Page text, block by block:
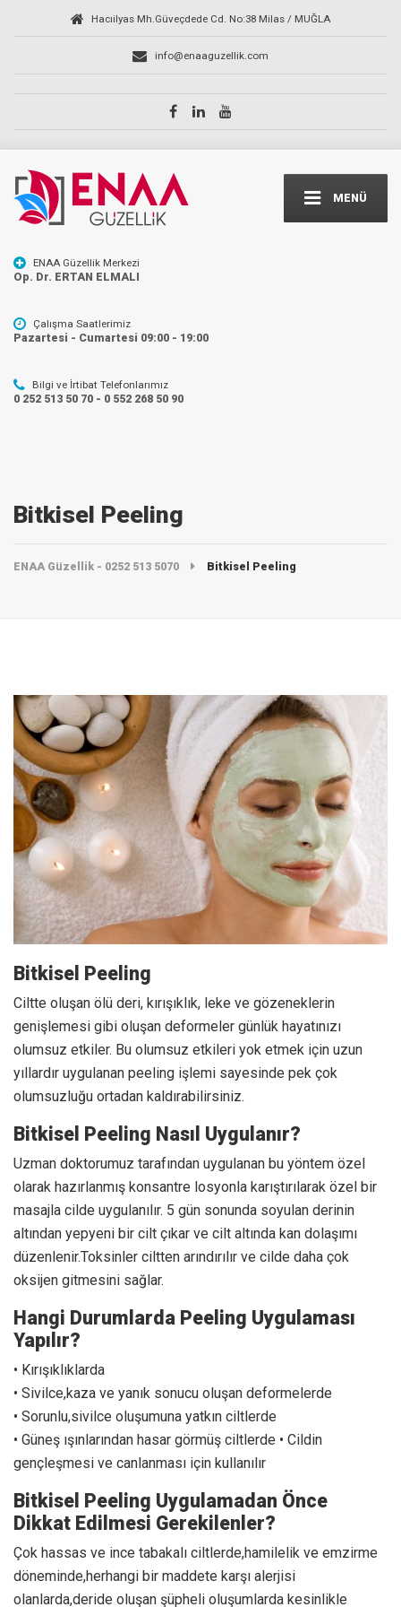
Hacıilyas Mh.Güveçdede Cd. No:38 Milas / MUĞLA
info@enaaguzellik.com
MENÜ
ENAA Güzellik Merkezi
Op. Dr. ERTAN ELMALI
Çalışma Saatlerimiz
Pazartesi - Cumartesi 09:00 - 19:00
Bilgi ve İrtibat Telefonlarımız
0 252 513 50 70 - 0 552 268 50 90
Bitkisel Peeling
ENAA Güzellik - 0252 513 5070 Bitkisel Peeling
Bitkisel Peeling
Ciltte oluşan ölü deri, kırışıklık, leke ve gözeneklerin
genişlemesi gibi oluşan deformeler günlük hayatınızı
olumsuz etkiler. Bu olumsuz etkileri yok etmek için uzun
yıllardır uygulanan peeling işlemi sayesinde pek çok
olumsuzluğu ortadan kaldırabilirsiniz.
Bitkisel Peeling Nasıl Uygulanır?
Uzman doktorumuz tarafından uygulanan bu yöntem özel
olarak hazırlanmış konsantre losyonla karıştırılarak özel bir
masajla cilde uygulanılır. 5 gün sonunda soyulan derinin
altından yepyeni bir cilt çıkar ve cilt altında kan dolaşımı
düzenlenir.Toksinler ciltten arındırılır ve cilde daha çok
oksijen gitmesini sağlar.
Hangi Durumlarda Peeling Uygulaması
Yapılır?
• Kırışıklıklarda
• Sivilce,kaza ve yanık sonucu oluşan deformelerde
• Sorunlu,sivilce oluşumuna yatkın ciltlerde
• Güneş ışınlarından hasar görmüş ciltlerde • Cildin
gençleşmesi ve canlanması için kullanılır
Bitkisel Peeling Uygulamadan Önce
Dikkat Edilmesi Gerekilenler?
Çok hassas ve ince tabakalı ciltlerde,hamilelik ve emzirme
döneminde,herhangi bir maddete karşı alerjisi
olanlarda,deride oluşan şüpheli oluşumlarda kesinlikle